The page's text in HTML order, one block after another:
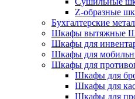
Z-образные
Бухгалтерские
Шкафы вытяжные
Шкафы для
Шкафы для
Шкафы для
Шкафы для
Шкафы для
Шкафы для